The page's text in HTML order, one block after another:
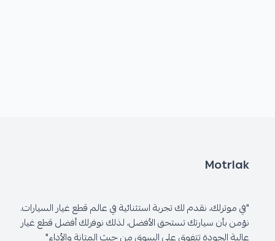
Motrlak
"في موترلك، نقدم لك تجربة استثنائية في عالم قطع غيار السيارات.
نؤمن بأن سيارتك تستحق الأفضل، لذلك نوفرلك أفضل قطع غيار
عالية الجودة تتفوق على السوق من حيث المتانة والأداء"